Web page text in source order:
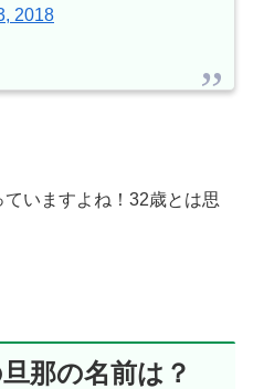
2018
いますよね！32歳とは思
那の名前は？